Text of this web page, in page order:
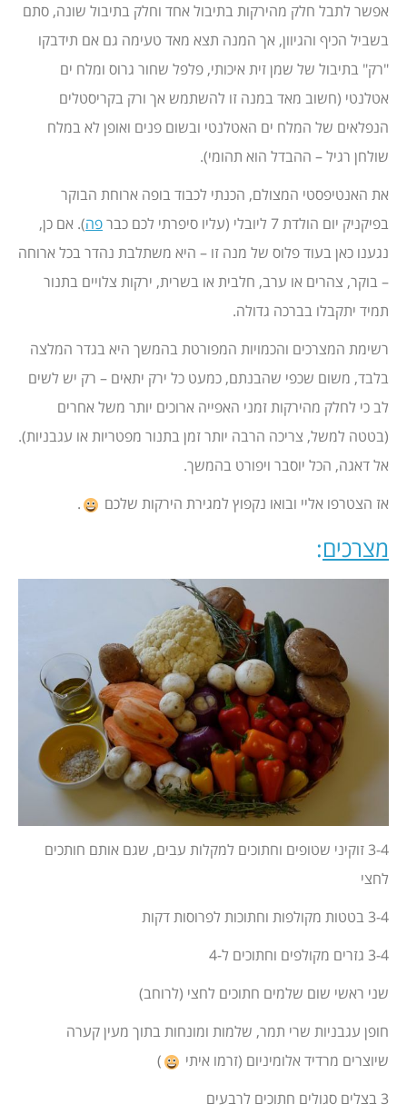
אפשר לתבל חלק מהירקות בתיבול אחד וחלק בתיבול שונה, סתם
בשביל הכיף והגיוון, אך המנה תצא מאד טעימה גם אם תידבקו
"רק" בתיבול של שמן זית איכותי, פלפל שחור גרוס ומלח ים
אטלנטי (חשוב מאד במנה זו להשתמש אך ורק בקריסטלים
הנפלאים של המלח ים האטלנטי ובשום פנים ואופן לא במלח
שולחן רגיל – ההבדל הוא תהומי).
את האנטיפסטי המצולם, הכנתי לכבוד בופה ארוחת הבוקר
בפיקניק יום הולדת 7 ליובלי (עליו סיפרתי לכם כבר
פה). אם כן,
נגענו כאן בעוד פלוס של מנה זו – היא משתלבת נהדר בכל ארוחה
– בוקר, צהרים או ערב, חלבית או בשרית, ירקות צלויים בתנור
תמיד יתקבלו בברכה גדולה.
רשימת המצרכים והכמויות המפורטת בהמשך היא בגדר המלצה
בלבד, משום שכפי שהבנתם, כמעט כל ירק יתאים – רק יש לשים
לב כי לחלק מהירקות זמני האפייה ארוכים יותר משל אחרים
(בטטה למשל, צריכה הרבה יותר זמן בתנור מפטריות או עגבניות).
אל דאגה, הכל יוסבר ויפורט בהמשך.
אז הצטרפו אליי ובואו נקפוץ למגירת הירקות שלכם
.
מצרכים:
3-4 זוקיני שטופים וחתוכים למקלות עבים, שגם אותם חותכים
לחצי
3-4 בטטות מקולפות וחתוכות לפרוסות דקות
3-4 גזרים מקולפים וחתוכים ל-4
שני ראשי שום שלמים חתוכים לחצי (לרוחב)
חופן עגבניות שרי תמר, שלמות ומונחות בתוך מעין קערה
שיוצרים מרדיד אלומיניום (זרמו איתי
)
3 בצלים סגולים חתוכים לרבעים